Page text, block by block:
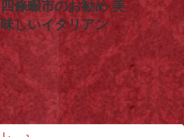
四條畷市のお勧め 美
味しいイタリアン